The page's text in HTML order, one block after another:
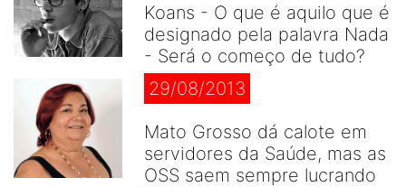
Koans - O que é aquilo que é
designado pela palavra Nada
- Será o começo de tudo?
29/08/2013
Mato Grosso dá calote em
servidores da Saúde, mas as
OSS saem sempre lucrando